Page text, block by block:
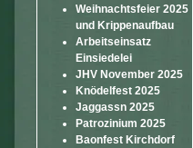
Weihnachtsfeier 2025
und Krippenaufbau
Arbeitseinsatz
Einsiedelei
JHV November 2025
Knödelfest 2025
Jaggassn 2025
Patrozinium 2025
Baonfest Kirchdorf